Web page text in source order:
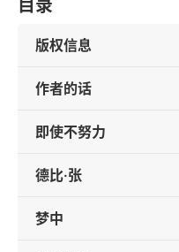
目录
版权信息
作者的话
即使不努力
德比·张
梦中